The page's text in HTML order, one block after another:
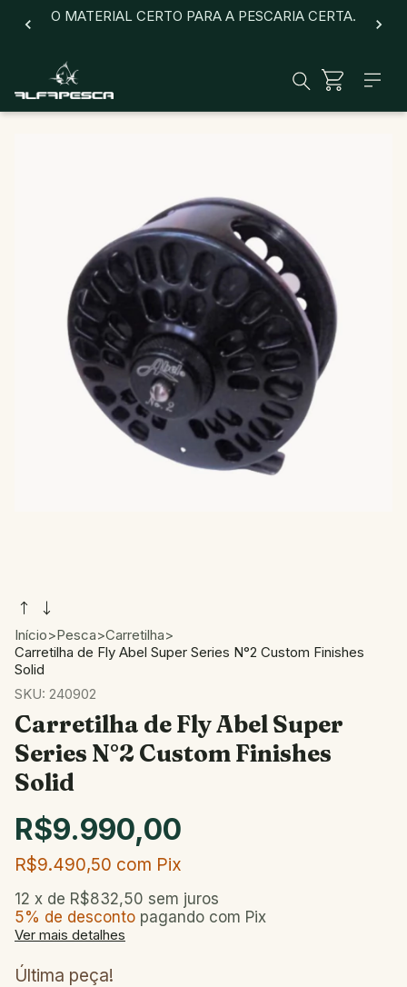
O MATERIAL CERTO PARA A PESCARIA CERTA.
Início>Pesca>Carretilha>
Carretilha de Fly Abel Super Series N°2 Custom Finishes
Solid
SKU: 240902
Carretilha de Fly Abel Super
Series N°2 Custom Finishes
Solid
R$9.990,00
R$9.490,50 com Pix
12 x de R$832,50 sem juros
5% de desconto pagando com Pix
Ver mais detalhes
Última peça!